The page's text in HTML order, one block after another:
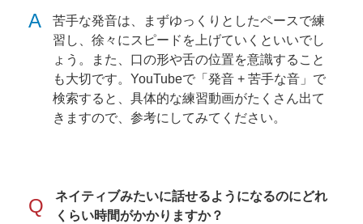
A
苦手な発音は、まずゆっくりとしたペースで練
習し、徐々にスピードを上げていくといいでし
ょう。また、口の形や舌の位置を意識すること
も大切です。YouTubeで「発音 + 苦手な音」で
検索すると、具体的な練習動画がたくさん出て
きますので、参考にしてみてください。
Q
ネイティブみたいに話せるようになるのにどれ
くらい時間がかかりますか？